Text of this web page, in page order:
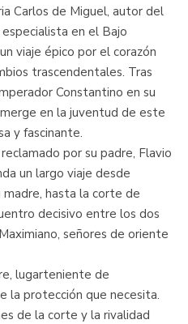
Carlos de Miguel, autor del
especialista en el Bajo
viaje épico por el corazón
trascendentales. Tras
Constantino en su
en la juventud de este
y fascinante.
por su padre, Flavio
un largo viaje desde
madre, hasta la corte de
decisivo entre los dos
señores de oriente
lugarteniente de
la protección que necesita.
de la corte y la rivalidad